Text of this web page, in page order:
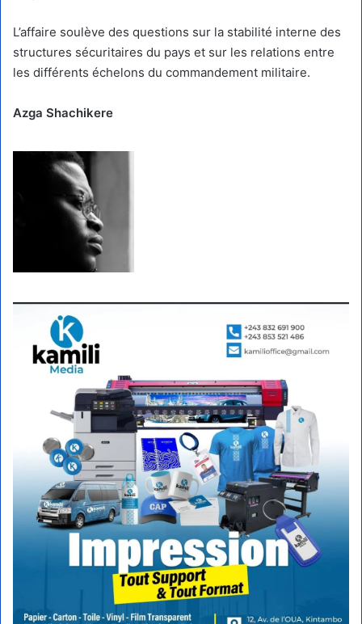
L’affaire soulève des questions sur la stabilité interne des
structures sécuritaires du pays et sur les relations entre
les différents échelons du commandement militaire.
Azga Shachikere